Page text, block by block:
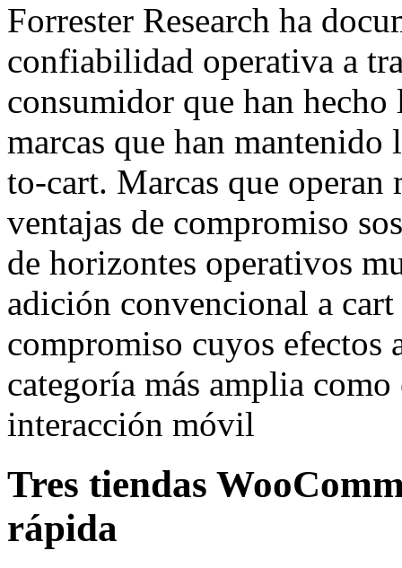
Forrester Research ha
confiabilidad operativa a
consumidor que han
marcas que han
to-cart. Marcas que
ventajas de compromiso
de horizontes operativos
adición convencional a
compromiso cuyos efectos
categoría más amplia
interacción móvil
Tres tiendas
rápida